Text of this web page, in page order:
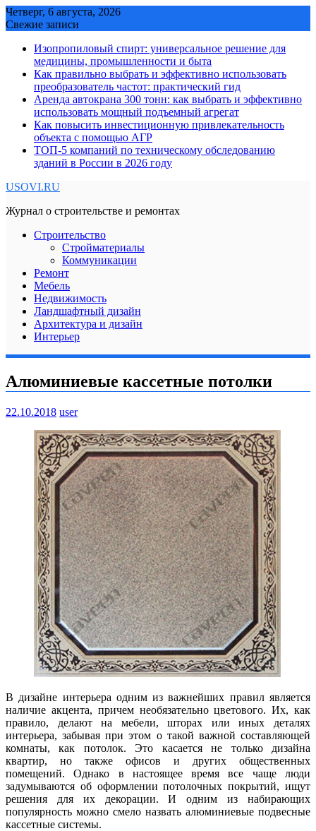
Skip
to
Четверг, 6 августа, 2026
Свежие записи
Изопропиловый спирт: универсальное решение для
медицины, промышленности и быта
Как правильно выбрать и эффективно использовать
преобразователь частот: практический гид
Аренда автокрана 300 тонн: как выбрать и эффективно
использовать мощный подъемный агрегат
Как повысить инвестиционную привлекательность
объекта с помощью АГР
ТОП-5 компаний по техническому обследованию
зданий в России в 2026 году
USOVI.RU
Журнал о строительстве и ремонтах
Строительство
Стройматериалы
Коммуникации
Ремонт
Мебель
Недвижимость
Ландшафтный дизайн
Архитектура и дизайн
Интерьер
Алюминиевые кассетные потолки
22.10.2018 user
В дизайне интерьера одним из важнейших правил является
наличие акцента, причем необязательно цветового. Их, как
правило, делают на мебели, шторах или иных деталях
интерьера, забывая при этом о такой важной составляющей
комнаты, как потолок. Это касается не только дизайна
квартир, но также офисов и других общественных
помещений. Однако в настоящее время все чаще люди
задумываются об оформлении потолочных покрытий, ищут
решения для их декорации. И одним из набирающих
популярность можно смело назвать алюминиевые подвесные
кассетные системы.